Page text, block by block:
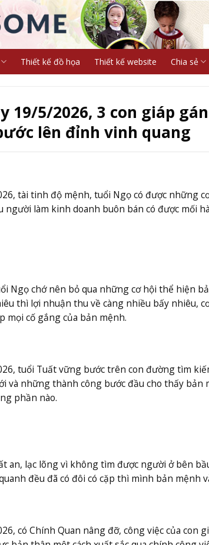
Thiết kế đồ họa Thiết kế website Chia sẻ
19/5/2026, 3 con giáp
lên đỉnh vinh quang
tài tinh độ mệnh, tuổi Ngọ có được những
làm kinh doanh buôn bán có được mối
Ngọ chớ nên bỏ qua những cơ hội thể hiện
thì lợi nhuận thu về càng nhiều bấy nhiêu,
mọi cố gắng của bản mệnh.
tuổi Tuất vững bước trên con đường tìm
và những thành công bước đầu cho thấy
phần nào.
an, lạc lõng vì không tìm được người ở bên
đều đã có đôi có cặp thì mình bản mệnh
có Chính Quan nâng đỡ, công việc của con